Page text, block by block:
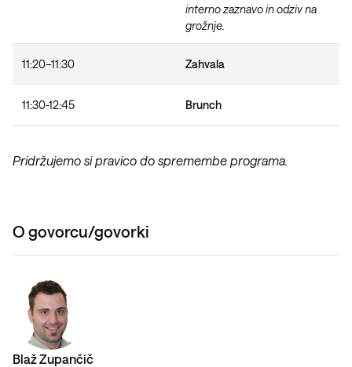
interno zaznavo in odziv na
grožnje.
11:20–11:30 Zahvala
11:30-12:45 Brunch
Pridržujemo si pravico do spremembe programa.
O govorcu/govorki
Blaž Zupančič